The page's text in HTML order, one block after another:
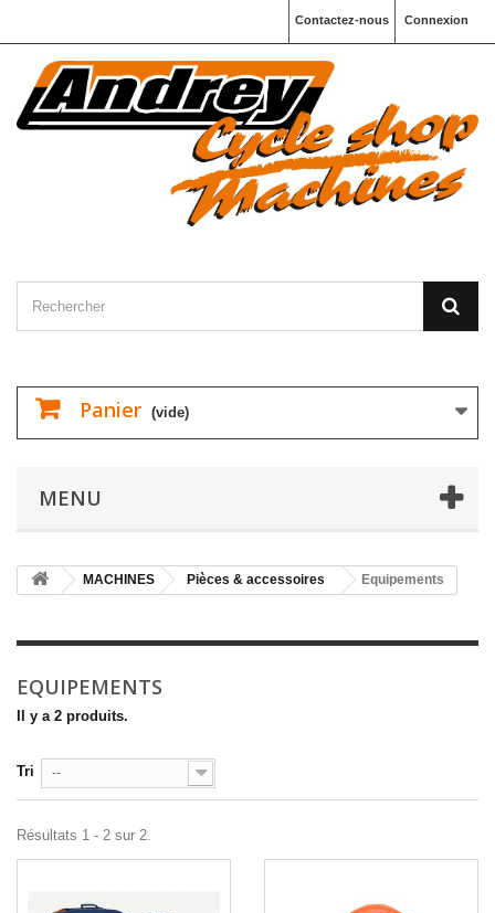
Connexion
Contactez-nous
Panier (vide)
MENU
MACHINES Pièces & accessoires Equipements
EQUIPEMENTS
Il y a 2 produits.
Tri --
Résultats 1 - 2 sur 2.